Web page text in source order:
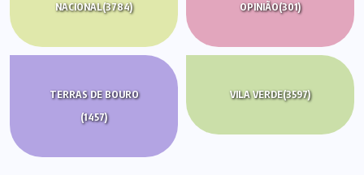
NACIONAL(3784) OPINIÃO(301)
TERRAS DE BOURO
(1457)
VILA VERDE(3597)